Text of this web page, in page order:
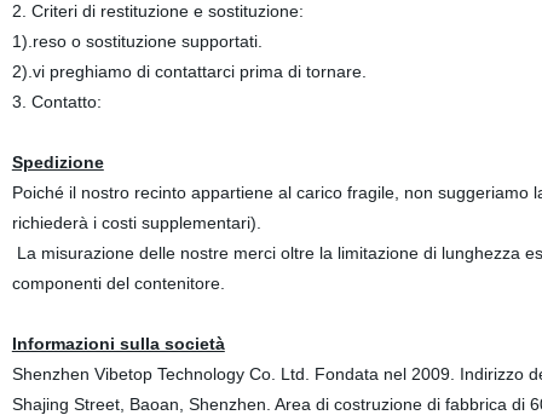
2. Criteri di restituzione e sostituzione:
1).reso o sostituzione supportati.
2).vi preghiamo di contattarci prima di tornare.
3. Contatto:
Spedizione
Poiché il nostro recinto appartiene al carico fragile, non
richiederà i costi supplementari).
La misurazione delle nostre merci oltre la limitazione di lunghezza
componenti del contenitore.
Informazioni sulla società
Shenzhen Vibetop Technology Co. Ltd. Fondata nel 2009. Indirizzo
Shajing Street, Baoan, Shenzhen. Area di costruzione di fabbrica